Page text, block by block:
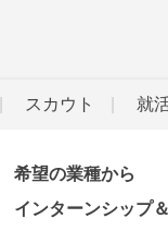
スカウト 就
希望の業種から
インターンシップ